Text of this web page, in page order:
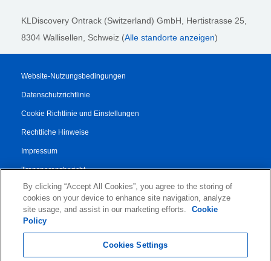
KLDiscovery Ontrack (Switzerland) GmbH, Hertistrasse 25,
8304 Wallisellen, Schweiz (Alle standorte anzeigen)
Website-Nutzungsbedingungen
Datenschutzrichtlinie
Cookie Richtlinie und Einstellungen
Rechtliche Hinweise
Impressum
Transparenzbericht
AGB
Vertrag für Autorisierte Partner
© 2026 KLDiscovery Ontrack - All Rights Reserved.
By clicking “Accept All Cookies”, you agree to the storing of
cookies on your device to enhance site navigation, analyze
site usage, and assist in our marketing efforts.
Cookie
Policy
Cookies Settings